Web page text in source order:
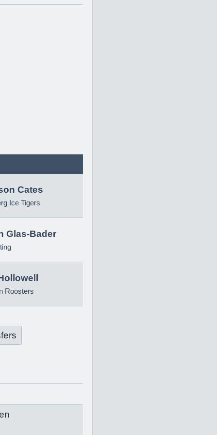
Cates
Ice Tigers
Glas-Bader
Roosters